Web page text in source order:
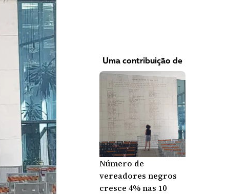
Uma contribuição de
Número de
vereadores negros
cresce 4% nas 10